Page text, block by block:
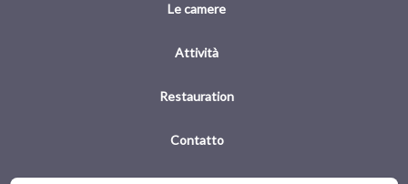
Le camere
Attività
Restauration
Contatto